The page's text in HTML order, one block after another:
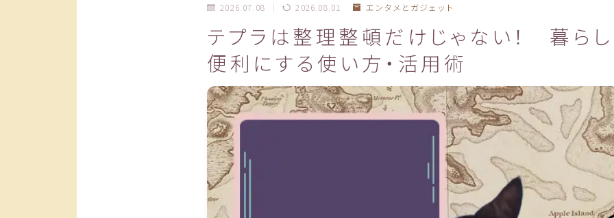
2026.07.08 2026.08.01 エンタメとガジェット
テプラは整理整頓だけじゃない！ 暮らし
便利にする使い方・活用術